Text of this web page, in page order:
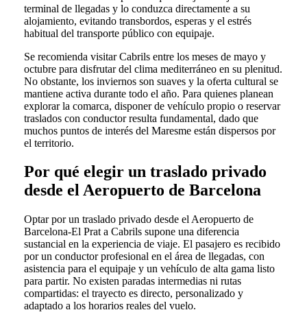
terminal de llegadas y lo conduzca directamente a su
alojamiento, evitando transbordos, esperas y el estrés
habitual del transporte público con equipaje.
Se recomienda visitar Cabrils entre los meses de mayo y
octubre para disfrutar del clima mediterráneo en su plenitud.
No obstante, los inviernos son suaves y la oferta cultural se
mantiene activa durante todo el año. Para quienes planean
explorar la comarca, disponer de vehículo propio o reservar
traslados con conductor resulta fundamental, dado que
muchos puntos de interés del Maresme están dispersos por
el territorio.
Por qué elegir un traslado privado
desde el Aeropuerto de Barcelona
Optar por un traslado privado desde el Aeropuerto de
Barcelona-El Prat a Cabrils supone una diferencia
sustancial en la experiencia de viaje. El pasajero es recibido
por un conductor profesional en el área de llegadas, con
asistencia para el equipaje y un vehículo de alta gama listo
para partir. No existen paradas intermedias ni rutas
compartidas: el trayecto es directo, personalizado y
adaptado a los horarios reales del vuelo.